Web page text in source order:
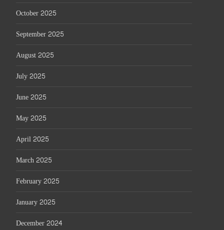
October 2025
September 2025
August 2025
July 2025
June 2025
May 2025
April 2025
March 2025
February 2025
January 2025
December 2024